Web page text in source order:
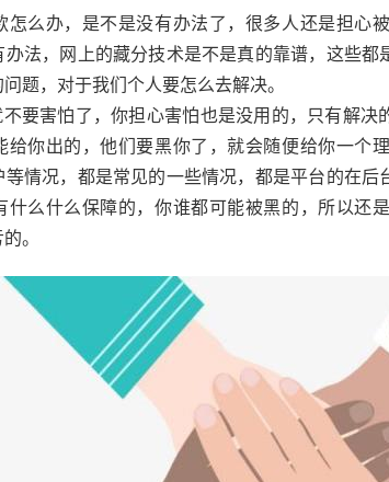
怎么办，是不是没有办法了，很多人还是担心
办法，网上的藏分技术是不是真的靠谱，这些
题，对于我们个人要怎么去解决。
要害怕了，你担心害怕也是没用的，只有解决
给你出的，他们要黑你了，就会随便给你一个
情况，都是常见的一些情况，都是平台的在后
什么什么保障的，你谁都可能被黑的，所以还
。